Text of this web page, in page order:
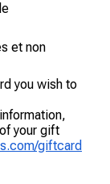
et non
you wish to
your gift
giftcard